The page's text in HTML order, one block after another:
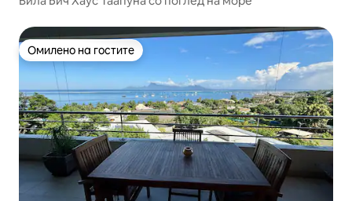
Омилено на гостите
Омилено на гостите